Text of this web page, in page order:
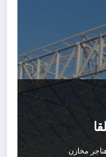
مخازن